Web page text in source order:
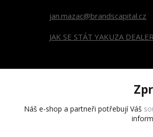
jan.mazac@brandscapital.cz
JAK SE STÁT YAKUZA
Náš e-shop a partneři potřebují Váš